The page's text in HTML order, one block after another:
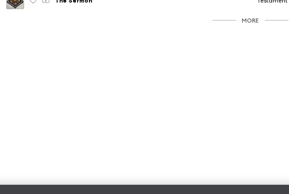
MORE